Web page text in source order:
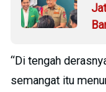
“Di tengah
semangat itu